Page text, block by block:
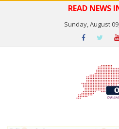
READ
Sunday, August